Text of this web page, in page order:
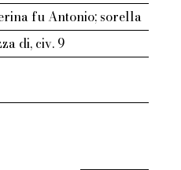
fu Antonio; sorella
di, civ. 9